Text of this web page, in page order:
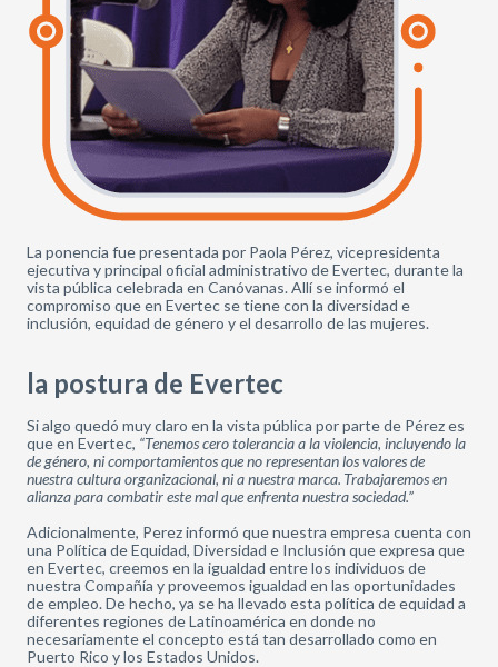
La ponencia fue presentada por Paola Pérez, vicepresidenta
ejecutiva y principal oficial administrativo de Evertec, durante la
vista pública celebrada en Canóvanas. Allí se informó el
compromiso que en Evertec se tiene con la diversidad e
inclusión, equidad de género y el desarrollo de las mujeres.
la postura de Evertec
Si algo quedó muy claro en la vista pública por parte de Pérez es
que en Evertec, “Tenemos cero tolerancia a la violencia, incluyendo la
de género, ni comportamientos que no representan los valores de
nuestra cultura organizacional, ni a nuestra marca. Trabajaremos en
alianza para combatir este mal que enfrenta nuestra sociedad.”
Adicionalmente, Perez informó que nuestra empresa cuenta con
una Política de Equidad, Diversidad e Inclusión que expresa que
en Evertec, creemos en la igualdad entre los individuos de
nuestra Compañía y proveemos igualdad en las oportunidades
de empleo. De hecho, ya se ha llevado esta política de equidad a
diferentes regiones de Latinoamérica en donde no
necesariamente el concepto está tan desarrollado como en
Puerto Rico y los Estados Unidos.